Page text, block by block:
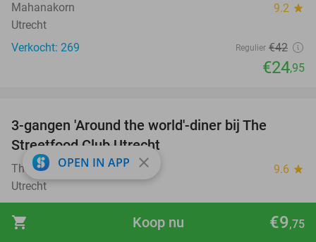
shopping_cart €9,75
Koop nu
Mahanakorn 9.2 star
Utrecht
Verkocht: 269
Regulier €42
€24,95
3-gangen 'Around the world'-diner bij The
Streetfood Club Utrecht
The Streetfood Club Utrecht 9.6 star
Utrecht
€26
OPEN IN APP close